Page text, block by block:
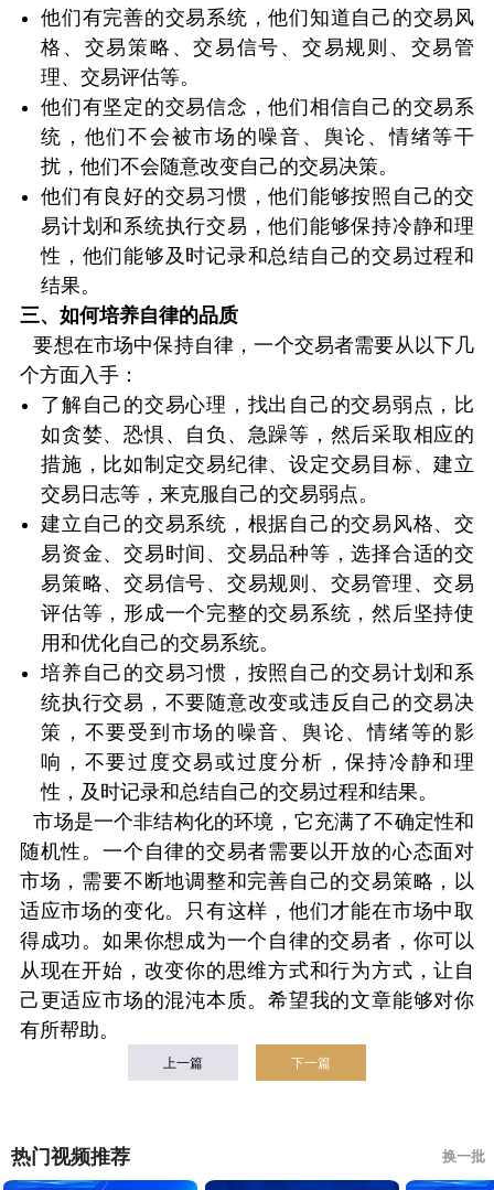
他们有完善的交易系统，他们知道自己的交易风
格、交易策略、交易信号、交易规则、交易管
理、交易评估等。
他们有坚定的交易信念，他们相信自己的交易系
统，他们不会被市场的噪音、舆论、情绪等干
扰，他们不会随意改变自己的交易决策。
他们有良好的交易习惯，他们能够按照自己的交
易计划和系统执行交易，他们能够保持冷静和理
性，他们能够及时记录和总结自己的交易过程和
结果。
三、如何培养自律的品质
要想在市场中保持自律，一个交易者需要从以下几
个方面入手：
了解自己的交易心理，找出自己的交易弱点，比
如贪婪、恐惧、自负、急躁等，然后采取相应的
措施，比如制定交易纪律、设定交易目标、建立
交易日志等，来克服自己的交易弱点。
建立自己的交易系统，根据自己的交易风格、交
易资金、交易时间、交易品种等，选择合适的交
易策略、交易信号、交易规则、交易管理、交易
评估等，形成一个完整的交易系统，然后坚持使
用和优化自己的交易系统。
培养自己的交易习惯，按照自己的交易计划和系
统执行交易，不要随意改变或违反自己的交易决
策，不要受到市场的噪音、舆论、情绪等的影
响，不要过度交易或过度分析，保持冷静和理
性，及时记录和总结自己的交易过程和结果。
市场是一个非结构化的环境，它充满了不确定性和
随机性。一个自律的交易者需要以开放的心态面对
市场，需要不断地调整和完善自己的交易策略，以
适应市场的变化。只有这样，他们才能在市场中取
得成功。如果你想成为一个自律的交易者，你可以
从现在开始，改变你的思维方式和行为方式，让自
己更适应市场的混沌本质。希望我的文章能够对你
有所帮助。
上一篇 下一篇
热门视频推荐 换一批